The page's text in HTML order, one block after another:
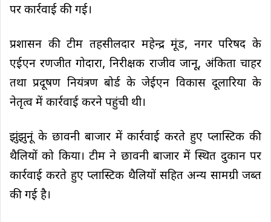
पर कार्रवाई की गई।
प्रशासन की टीम तहसीलदार महेन्द्र मूंड, नगर परिषद के
एईएन रणजीत गोदारा, निरीक्षक राजीव जानू, अंकिता चाहर
तथा प्रदूषण नियंत्रण बोर्ड के जेईएन विकास दूलारिया के
नेतृत्व में कार्रवाई करने पहुंची थी।
झुंझुनूं के छावनी बाजार में कार्रवाई करते हुए प्लास्टिक की
थैलियों को किया। टीम ने छावनी बाजार में स्थित दुकान पर
कार्रवाई करते हुए प्लास्टिक थैलियों सहित अन्य सामग्री जब्त
की गई है।